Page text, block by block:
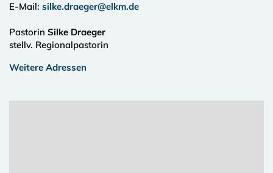
E-Mail: silke.draeger@elkm.de
Pastorin Silke Draeger
stellv. Regionalpastorin
Weitere Adressen